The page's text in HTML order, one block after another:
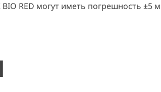
RED могут иметь погрешность ±5